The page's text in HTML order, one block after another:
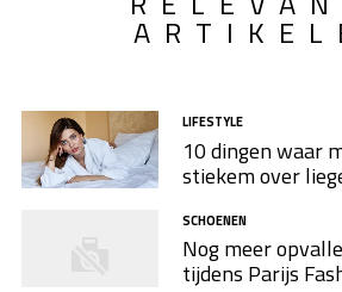
LIFESTYLE
10 dingen waar
stiekem over
SCHOENEN
Nog meer
tijdens Parijs